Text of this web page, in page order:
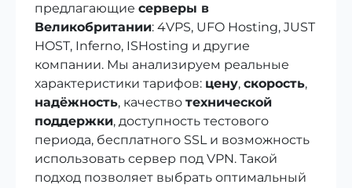
предлагающие серверы в
Великобритании: 4VPS, UFO Hosting, JUST
HOST, Inferno, ISHosting и другие
компании. Мы анализируем реальные
характеристики тарифов: цену, скорость,
надёжность, качество технической
поддержки, доступность тестового
периода, бесплатного SSL и возможность
использовать сервер под VPN. Такой
подход позволяет выбрать оптимальный